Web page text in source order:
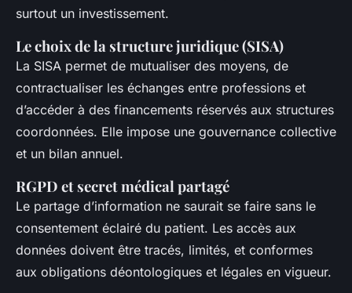
surtout un investissement.
Le choix de la structure juridique (SISA)
La SISA permet de mutualiser des moyens, de
contractualiser les échanges entre professions et
d’accéder à des financements réservés aux structures
coordonnées. Elle impose une gouvernance collective
et un bilan annuel.
RGPD et secret médical partagé
Le partage d’information ne saurait se faire sans le
consentement éclairé du patient. Les accès aux
données doivent être tracés, limités, et conformes
aux obligations déontologiques et légales en vigueur.